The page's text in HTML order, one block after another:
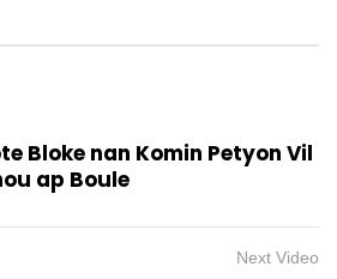
Bloke nan Komin Petyon Vil
ap Boule
Next Video